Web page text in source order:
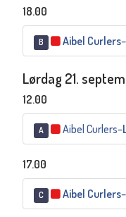
18.00
B Aibel Curlers–
Lørdag 21.
12.00
A Aibel Curlers–
17.00
C Aibel Curlers–